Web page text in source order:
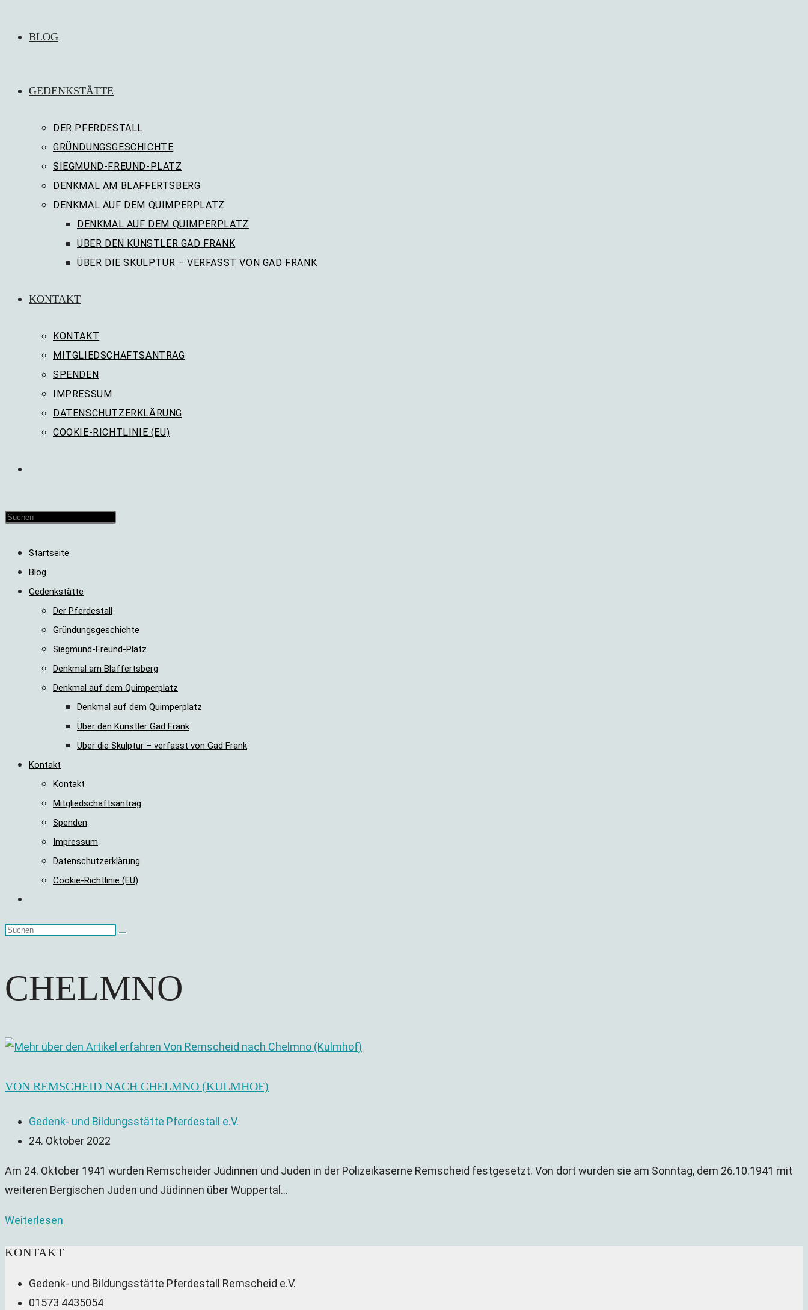
BLOG
GEDENKSTÄTTE
DER PFERDESTALL
GRÜNDUNGSGESCHICHTE
SIEGMUND-FREUND-PLATZ
DENKMAL AM BLAFFERTSBERG
DENKMAL AUF DEM QUIMPERPLATZ
DENKMAL AUF DEM QUIMPERPLATZ
ÜBER DEN KÜNSTLER GAD FRANK
ÜBER DIE SKULPTUR – VERFASST VON GAD FRANK
KONTAKT
KONTAKT
MITGLIEDSCHAFTSANTRAG
SPENDEN
IMPRESSUM
DATENSCHUTZERKLÄRUNG
COOKIE-RICHTLINIE (EU)
SUCHE
UMSCHALTEN
Startseite
Blog
Gedenkstätte
Der Pferdestall
Gründungsgeschichte
Siegmund-Freund-Platz
Denkmal am Blaffertsberg
Denkmal auf dem Quimperplatz
Denkmal auf dem Quimperplatz
Über den Künstler Gad Frank
Über die Skulptur – verfasst von Gad Frank
Kontakt
Kontakt
Mitgliedschaftsantrag
Spenden
Impressum
Datenschutzerklärung
Cookie-Richtlinie (EU)
umschalten
CHELMNO
VON REMSCHEID NACH CHELMNO (KULMHOF)
Beitrags-
Autor:
Gedenk- und Bildungsstätte Pferdestall e.V.
Beitrag
24. Oktober 2022
Am 24. Oktober 1941 wurden Remscheider Jüdinnen und Juden in der Polizeikaserne Remscheid festgesetzt. Von dort wurden sie am Sonntag, dem 26.10.1941 mit
weiteren Bergischen Juden und Jüdinnen über Wuppertal…
Weiterlesen
Chelmno
(Kulmhof)
KONTAKT
Gedenk- und Bildungsstätte Pferdestall Remscheid e.V.
01573 4435054